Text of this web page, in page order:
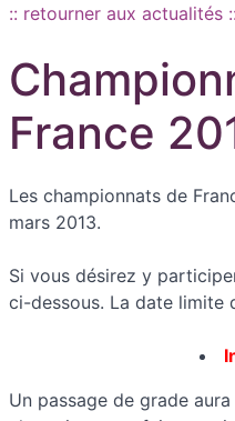
:: retourner aux actualités ::
France
Les championnats de
mars 2013.
Si vous désirez y
ci-dessous. La date limite
Un passage de grade